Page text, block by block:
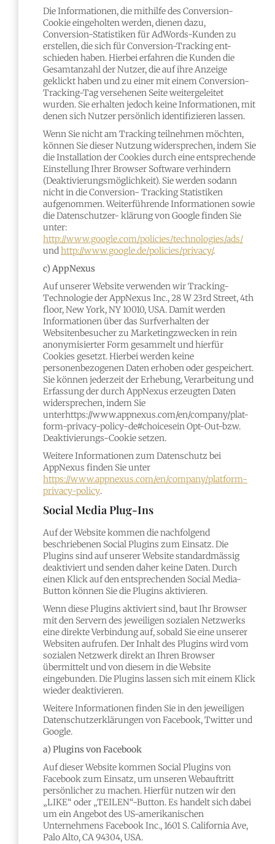
Die Informationen, die mithilfe des Conversion-
Cookie eingeholten werden, dienen dazu,
Conversion-Statistiken für AdWords-Kunden zu
erstellen, die sich für Conversion-Tracking ent-
schieden haben. Hierbei erfahren die Kunden die
Gesamtanzahl der Nutzer, die auf ihre Anzeige
geklickt haben und zu einer mit einem Conversion-
Tracking-Tag versehenen Seite weitergeleitet
wurden. Sie erhalten jedoch keine Informationen, mit
denen sich Nutzer persönlich identifizieren lassen.
Wenn Sie nicht am Tracking teilnehmen möchten,
können Sie dieser Nutzung widersprechen, indem Sie
die Installation der Cookies durch eine entsprechende
Einstellung Ihrer Browser Software verhindern
(Deaktivierungsmöglichkeit). Sie werden sodann
nicht in die Conversion- Tracking Statistiken
aufgenommen. Weiterführende Informationen sowie
die Datenschutzer- klärung von Google finden Sie
unter:
http://www.google.com/policies/technologies/ads/
undhttp://www.google.de/policies/privacy/.
c) AppNexus
Auf unserer Website verwenden wir Tracking-
Technologie der AppNexus Inc., 28 W 23rd Street, 4th
floor, New York, NY 10010, USA. Damit werden
Informationen über das Surfverhalten der
Websitenbesucher zu Marketingzwecken in rein
anonymisierter Form gesammelt und hierfür
Cookies gesetzt. Hierbei werden keine
personenbezogenen Daten erhoben oder gespeichert.
Sie können jederzeit der Erhebung, Verarbeitung und
Erfassung der durch AppNexus erzeugten Daten
widersprechen, indem Sie
unterhttps://www.appnexus.com/en/company/plat-
form-privacy-policy-de#choicesein Opt-Out-bzw.
Deaktivierungs-Cookie setzen.
Weitere Informationen zum Datenschutz bei
AppNexus finden Sie unter
https://www.appnexus.com/en/company/platform-
privacy-policy.
Social Media Plug-Ins
Auf der Website kommen die nachfolgend
beschriebenen Social Plugins zum Einsatz. Die
Plugins sind auf unserer Website standardmässig
deaktiviert und senden daher keine Daten. Durch
einen Klick auf den entsprechenden Social Media-
Button können Sie die Plugins aktivieren.
Wenn diese Plugins aktiviert sind, baut Ihr Browser
mit den Servern des jeweiligen sozialen Netzwerks
eine direkte Verbindung auf, sobald Sie eine unserer
Websiten aufrufen. Der Inhalt des Plugins wird vom
sozialen Netzwerk direkt an Ihren Browser
übermittelt und von diesem in die Website
eingebunden. Die Plugins lassen sich mit einem Klick
wieder deaktivieren.
Weitere Informationen finden Sie in den jeweiligen
Datenschutzerklärungen von Facebook, Twitter und
Google.
a) Plugins von Facebook
Auf dieser Website kommen Social Plugins von
Facebook zum Einsatz, um unseren Webauftritt
persönlicher zu machen. Hierfür nutzen wir den
„LIKE“ oder „TEILEN“-Button. Es handelt sich dabei
um ein Angebot des US-amerikanischen
Unternehmens Facebook Inc., 1601 S. California Ave,
Palo Alto, CA 94304, USA.